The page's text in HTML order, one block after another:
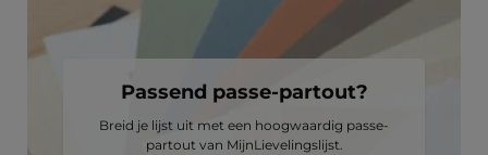
Passend passe-partout?
Breid je lijst uit met een hoogwaardig passe-
partout van MijnLievelingslijst.